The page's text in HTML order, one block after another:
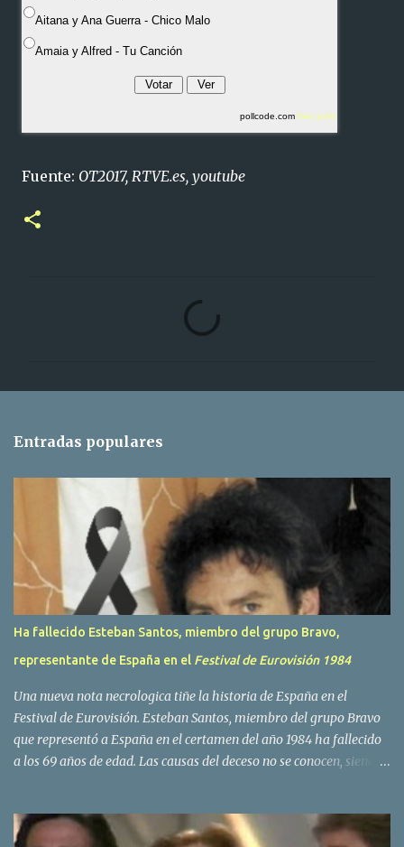
Aitana y Ana Guerra - Chico Malo
Amaia y Alfred - Tu Canción
pollcode.com free polls
Fuente: OT2017, RTVE.es, youtube
r
s
Entradas populares
Ha fallecido Esteban Santos, miembro del grupo Bravo,
representante de España en el Festival de Eurovisión 1984
Una nueva nota necrologica tiñe la historia de España en el
Festival de Eurovisión. Esteban Santos, miembro del grupo Bravo
que representó a España en el certamen del año 1984 ha fallecido
a los 69 años de edad. Las causas del deceso no se conocen, siendo
traves de las redes sociales. Nacido en Tolosa en 1951, durante su